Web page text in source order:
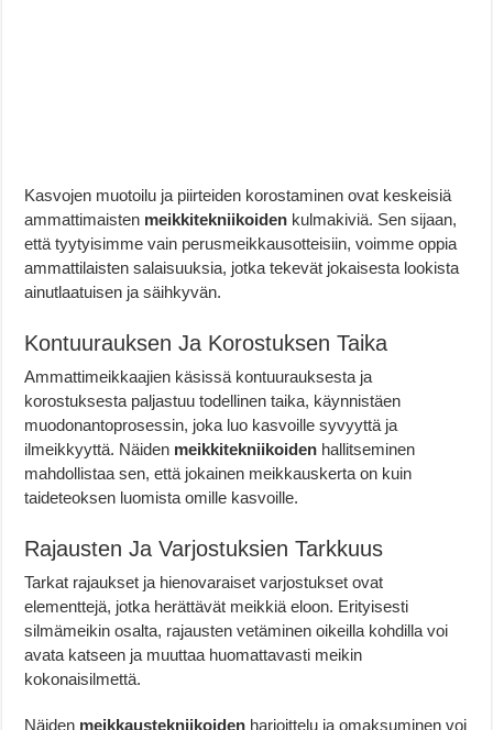
Kasvojen muotoilu ja piirteiden korostaminen ovat keskeisiä
ammattimaisten meikkitekniikoiden kulmakiviä. Sen sijaan,
että tyytyisimme vain perusmeikkausotteisiin, voimme oppia
ammattilaisten salaisuuksia, jotka tekevät jokaisesta lookista
ainutlaatuisen ja säihkyvän.
Kontuurauksen Ja Korostuksen Taika
Ammattimeikkaajien käsissä kontuurauksesta ja
korostuksesta paljastuu todellinen taika, käynnistäen
muodonantoprosessin, joka luo kasvoille syvyyttä ja
ilmeikkyyttä. Näiden meikkitekniikoiden hallitseminen
mahdollistaa sen, että jokainen meikkauskerta on kuin
taideteoksen luomista omille kasvoille.
Rajausten Ja Varjostuksien Tarkkuus
Tarkat rajaukset ja hienovaraiset varjostukset ovat
elementtejä, jotka herättävät meikkiä eloon. Erityisesti
silmämeikin osalta, rajausten vetäminen oikeilla kohdilla voi
avata katseen ja muuttaa huomattavasti meikin
kokonaisilmettä.
Näiden meikkaustekniikoiden harjoittelu ja omaksuminen voi